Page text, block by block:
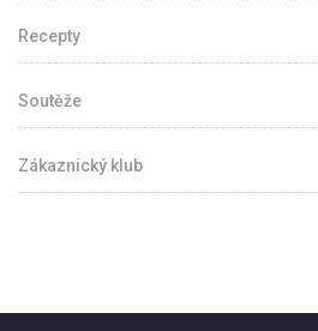
Recepty
Soutěže
Zákaznický klub